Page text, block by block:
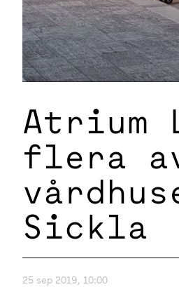
Atrium
flera
Sickla
25 sep 2019, 10:00